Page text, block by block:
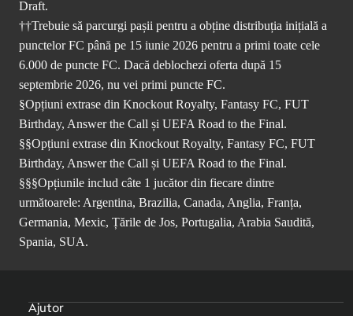
Draft.
††Trebuie să parcurgi pașii pentru a obține distribuția inițială a
punctelor FC până pe 15 iunie 2026 pentru a primi toate cele
6.000 de puncte FC. Dacă deblochezi oferta după 15
septembrie 2026, nu vei primi puncte FC.
§Opțiuni extrase din Knockout Royalty, Fantasy FC, FUT
Birthday, Answer the Call și UEFA Road to the Final.
§§Opțiuni extrase din Knockout Royalty, Fantasy FC, FUT
Birthday, Answer the Call și UEFA Road to the Final.
§§§Opțiunile includ câte 1 jucător din fiecare dintre
următoarele: Argentina, Brazilia, Canada, Anglia, Franța,
Germania, Mexic, Țările de Jos, Portugalia, Arabia Saudită,
Spania, SUA.
Ajutor